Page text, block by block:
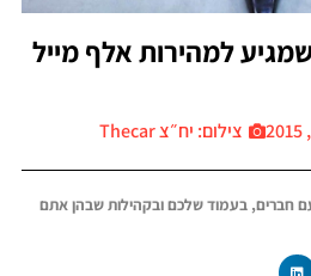
למהירות אלף מייל
צילום: יח״צ Thecar
חברים, בעמוד שלכם ובקהילות שבהן אתם